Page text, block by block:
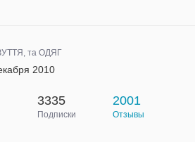
та ОДЯГ
2010
3335
Подписки
2001
Отзывы